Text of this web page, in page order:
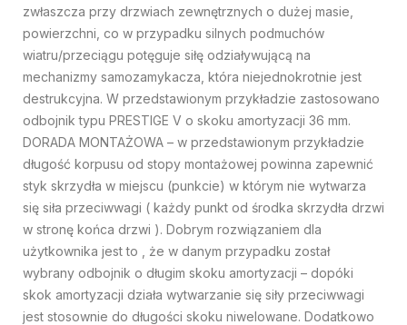
zwłaszcza przy drzwiach zewnętrznych o dużej masie,
powierzchni, co w przypadku silnych podmuchów
wiatru/przeciągu potęguje siłę odziaływującą na
mechanizmy samozamykacza, która niejednokrotnie jest
destrukcyjna. W przedstawionym przykładzie zastosowano
odbojnik typu PRESTIGE V o skoku amortyzacji 36 mm.
DORADA MONTAŻOWA – w przedstawionym przykładzie
długość korpusu od stopy montażowej powinna zapewnić
styk skrzydła w miejscu (punkcie) w którym nie wytwarza
się siła przeciwwagi ( każdy punkt od środka skrzydła drzwi
w stronę końca drzwi ). Dobrym rozwiązaniem dla
użytkownika jest to , że w danym przypadku został
wybrany odbojnik o długim skoku amortyzacji – dopóki
skok amortyzacji działa wytwarzanie się siły przeciwwagi
jest stosownie do długości skoku niwelowane. Dodatkowo